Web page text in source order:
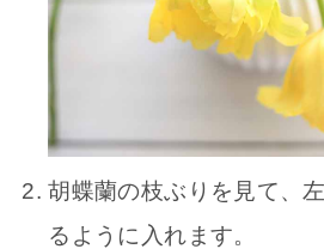
胡蝶蘭の枝ぶりを見て、
るように入れます。